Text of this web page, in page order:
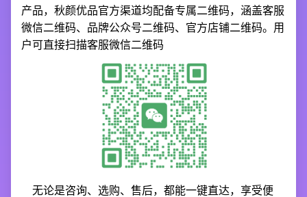
产品，秋颜优品官方渠道均配备专属二维码，涵盖客服
微信二维码、品牌公众号二维码、官方店铺二维码。用
户可直接扫描客服微信二维码
无论是咨询、选购、售后，都能一键直达，享受便